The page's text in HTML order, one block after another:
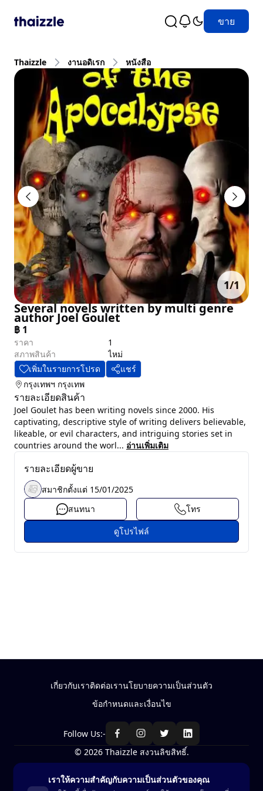
ขาย
Thaizzle งานอดิเรก หนังสือ
1/1
Several novels written by multi genre
author Joel Goulet
฿ 1
ราคา
1
สภาพสินค้า
ไหม่
เพิ่มในรายการโปรด
แชร์
กรุงเทพฯ กรุงเทพ
รายละเอียดสินค้า
Joel Goulet has been writing novels since 2000. His
captivating, descriptive style of writing delivers believable,
likeable, or evil characters, and intriguing stories set in
countries around the worl... อ่านเพิ่มเติม
รายละเอียดผู้ขาย
สมาชิกตั้งแต่ 15/01/2025
สนทนา
โทร
ดูโปรไฟล์
เกี่ยวกับเราติดต่อเรานโยบายความเป็นส่วนตัว
ข้อกำหนดและเงื่อนไข
Follow Us:-
© 2026 Thaizzle สงวนลิขสิทธิ์.
ซื้อ-ขาย สินค้าในประเทศไทย
เราให้ความสำคัญกับความเป็นส่วนตัวของคุณ